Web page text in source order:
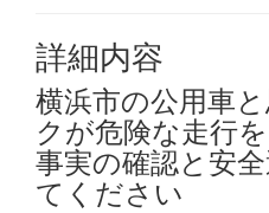
詳細内容
横浜市の公用車
クが危険な走行
事実の確認と安
てください